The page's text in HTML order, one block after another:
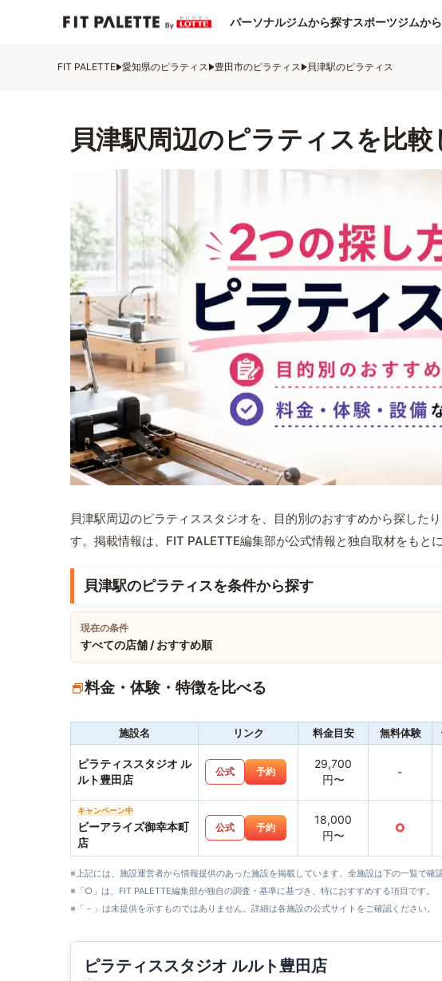
パーソナルジムから探すスポーツジムか
FIT PALETTE 愛知県のピラティス 豊田市のピラティス 貝津駅のピラティス
貝津駅周辺のピラティスを比
貝津駅周辺のピラティススタジオを、目的別のおすすめから探した
す。掲載情報は、FIT PALETTE編集部が公式情報と独自取材をもと
貝津駅のピラティスを条件から探す
現在の条件
すべての店舗 / おすすめ順
料金・体験・特徴を比べる
施設名 リンク 料金目安 無料体験
ピラティススタジオ ル
ルト豊田店
公式 予約
29,700
円〜
-
キャンペーン中
ビーアライズ御幸本町
店
公式 予約
18,000
円〜
○
※上記には、施設運営者から情報提供のあった施設を掲載しています。全施設は下の一覧で確認
※「○」は、FIT PALETTE編集部が独自の調査・基準に基づき、特におすすめする項目です。
※「－」は未提供を示すものではありません。詳細は各施設の公式サイトをご確認ください。
ピラティススタジオ ルルト豊田店